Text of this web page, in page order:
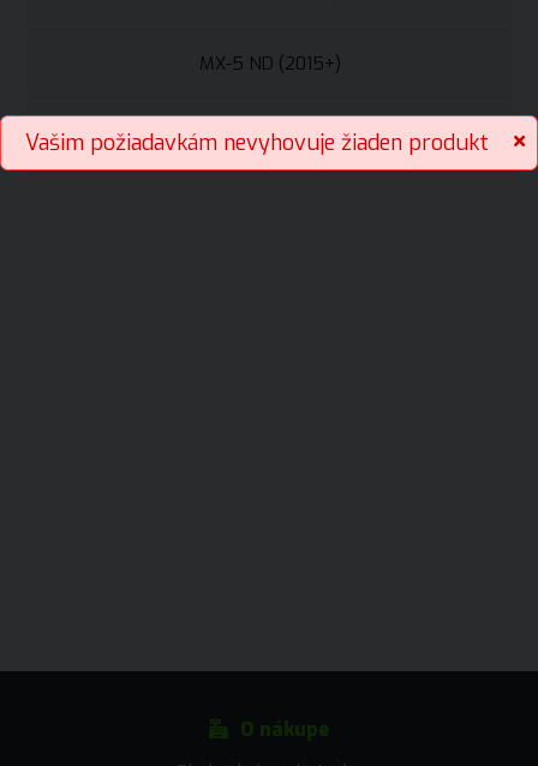
Vašim požiadavkám nevyhovuje žiaden produkt
MX-5 ND (2015+)
RX-8 SE3P (03-12)
O nákupe